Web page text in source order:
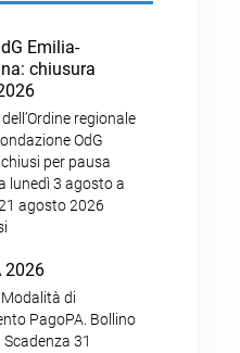
Emilia-
chiusura
regionale
OdG
per pausa
lunedì 3 agosto a
agosto 2026
2026
di
PagoPA. Bollino
31